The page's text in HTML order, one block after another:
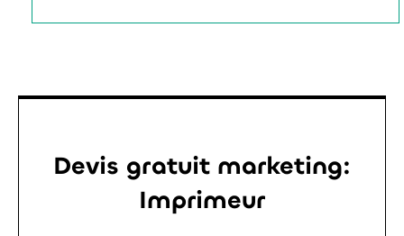
Devis gratuit marketing:
Imprimeur